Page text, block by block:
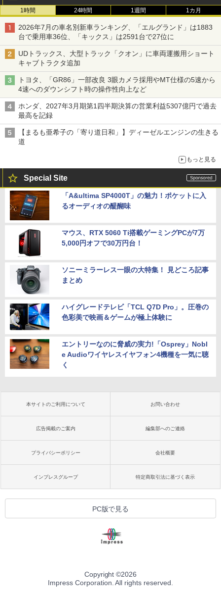
1時間 24時間 1週間 1カ月
2026年7月の車名別新車ランキング、「エルグランド」は1883
台で乗用車36位、「キックス」は2591台で27位に
UDトラックス、大型トラック「クオン」に車両運搬用ショート
キャブトラクタ追加
トヨタ、「GR86」一部改良 3眼カメラ採用やMT仕様の5速から
4速へのダウンシフト時の操作性向上など
ホンダ、2027年3月期第1四半期決算の営業利益5307億円で過去
最高を記録
【まるも亜希子の「寄り道日和」】ディーゼルエンジンの生きる
道
もっと見る
Special Site
「A&ultima SP4000T」の魅力！ポケットに入
るオーディオの醍醐味
マウス、RTX 5060 Ti搭載ゲーミングPCが7万
5,000円オフで30万円台！
ソニーミラーレス一眼の大特集！ 見どころ記事
まとめ
ハイグレードテレビ「TCL Q7D Pro」。圧巻の
色彩美で映画＆ゲームが極上体験に
エントリーなのに脅威の実力!「Osprey」Nobl
e Audioワイヤレスイヤフォン4機種を一気に聴
く
本サイトのご利用について お問い合わせ
広告掲載のご案内 編集部へのご連絡
プライバシーポリシー 会社概要
インプレスグループ 特定商取引法に基づく表示
PC版で見る
Copyright ©2026
Impress Corporation. All rights reserved.